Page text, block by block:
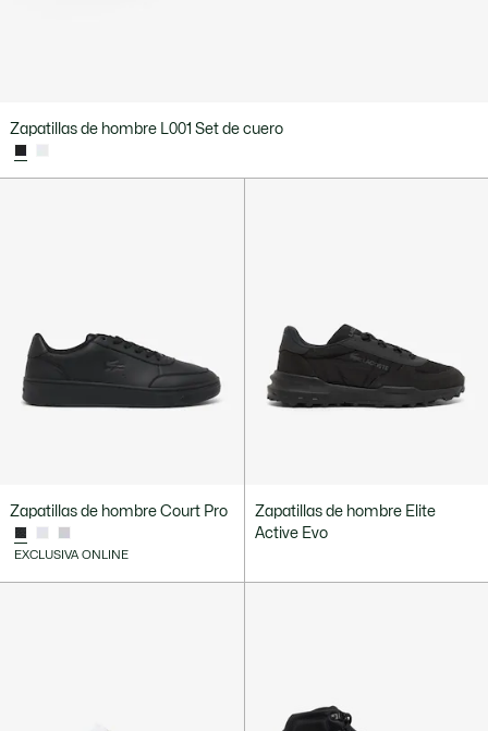
Zapatillas de hombre L001 Set de cuero
Zapatillas de hombre Court Pro
EXCLUSIVA ONLINE
Zapatillas de hombre Elite
Active Evo